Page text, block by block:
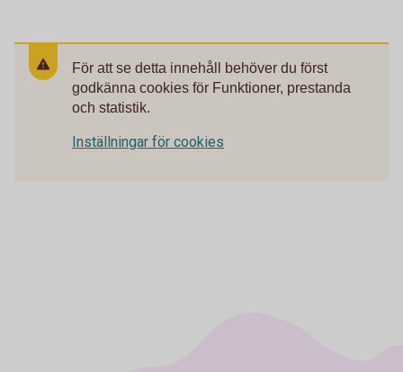
För att se detta innehåll behöver du först
godkänna cookies för Funktioner, prestanda
och statistik.
Inställningar för cookies